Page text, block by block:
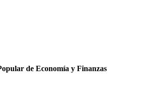
de Economía y Finanzas